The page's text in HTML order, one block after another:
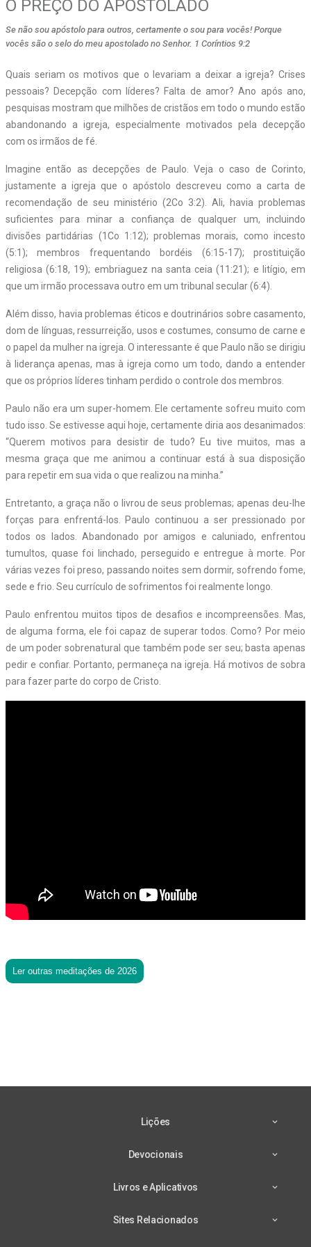
O PREÇO DO APOSTOLADO
Se não sou apóstolo para outros, certamente o sou para vocês! Porque
vocês são o selo do meu apostolado no Senhor. 1 Coríntios 9:2
Quais seriam os motivos que o levariam a deixar a igreja? Crises
pessoais? Decepção com líderes? Falta de amor? Ano após ano,
pesquisas mostram que milhões de cristãos em todo o mundo estão
abandonando a igreja, especialmente motivados pela decepção
com os irmãos de fé.
Imagine então as decepções de Paulo. Veja o caso de Corinto,
justamente a igreja que o apóstolo descreveu como a carta de
recomendação de seu ministério (2Co 3:2). Ali, havia problemas
suficientes para minar a confiança de qualquer um, incluindo
divisões partidárias (1Co 1:12); problemas morais, como incesto
(5:1); membros frequentando bordéis (6:15-17); prostituição
religiosa (6:18, 19); embriaguez na santa ceia (11:21); e litígio, em
que um irmão processava outro em um tribunal secular (6:4).
Além disso, havia problemas éticos e doutrinários sobre casamento,
dom de línguas, ressurreição, usos e costumes, consumo de carne e
o papel da mulher na igreja. O interessante é que Paulo não se dirigiu
à liderança apenas, mas à igreja como um todo, dando a entender
que os próprios líderes tinham perdido o controle dos membros.
Paulo não era um super-homem. Ele certamente sofreu muito com
tudo isso. Se estivesse aqui hoje, certamente diria aos desanimados:
“Querem motivos para desistir de tudo? Eu tive muitos, mas a
mesma graça que me animou a continuar está à sua disposição
para repetir em sua vida o que realizou na minha.”
Entretanto, a graça não o livrou de seus problemas; apenas deu-lhe
forças para enfrentá-los. Paulo continuou a ser pressionado por
todos os lados. Abandonado por amigos e caluniado, enfrentou
tumultos, quase foi linchado, perseguido e entregue à morte. Por
várias vezes foi preso, passando noites sem dormir, sofrendo fome,
sede e frio. Seu currículo de sofrimentos foi realmente longo.
Paulo enfrentou muitos tipos de desafios e incompreensões. Mas,
de alguma forma, ele foi capaz de superar todos. Como? Por meio
de um poder sobrenatural que também pode ser seu; basta apenas
pedir e confiar. Portanto, permaneça na igreja. Há motivos de sobra
para fazer parte do corpo de Cristo.
Ler outras meditações de 2026
Lições
Devocionais
Livros e Aplicativos
Sites Relacionados